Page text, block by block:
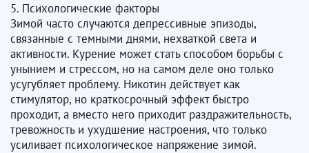
5. Психологические факторы
Зимой часто случаются депрессивные эпизоды,
связанные с темными днями, нехваткой света и
активности. Курение может стать способом борьбы с
унынием и стрессом, но на самом деле оно только
усугубляет проблему. Никотин действует как
стимулятор, но краткосрочный эффект быстро
проходит, а вместо него приходит раздражительность,
тревожность и ухудшение настроения, что только
усиливает психологическое напряжение зимой.